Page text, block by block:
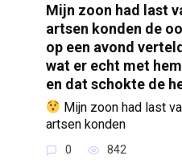
Mijn zoon had last
artsen konden de
op een avond
wat er echt met
en dat schokte de
Mijn zoon had last
artsen konden
0 842